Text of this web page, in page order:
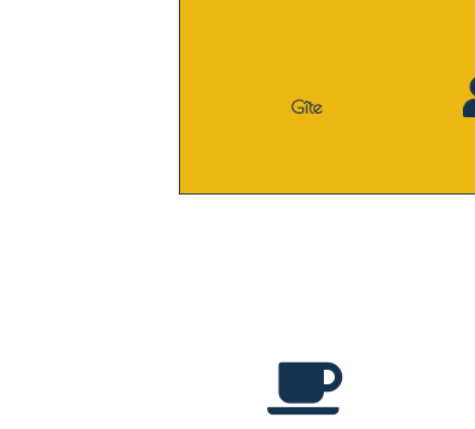
Gîte